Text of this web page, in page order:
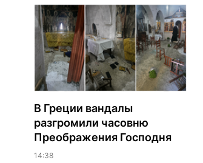
В Греции вандалы
разгромили часовню
Преображения Господня
14:38